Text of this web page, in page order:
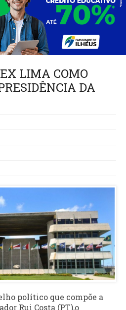
LIMA COMO
DA
político que compõe a
Rui Costa (PT),o